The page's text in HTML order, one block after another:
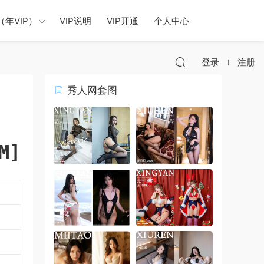
VIP） VIP说明 VIP开通 个人中心
登录 注册
秀人网套图